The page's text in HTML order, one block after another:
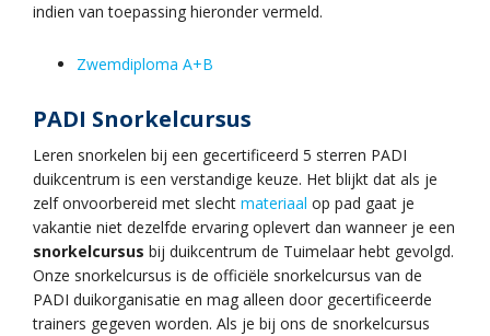
indien van toepassing hieronder vermeld.
Zwemdiploma A+B
PADI Snorkelcursus
Leren snorkelen bij een gecertificeerd 5 sterren PADI
duikcentrum is een verstandige keuze. Het blijkt dat als je
zelf onvoorbereid met slecht materiaal op pad gaat je
vakantie niet dezelfde ervaring oplevert dan wanneer je een
snorkelcursus bij duikcentrum de Tuimelaar hebt gevolgd.
Onze snorkelcursus is de officiële snorkelcursus van de
PADI duikorganisatie en mag alleen door gecertificeerde
trainers gegeven worden. Als je bij ons de snorkelcursus